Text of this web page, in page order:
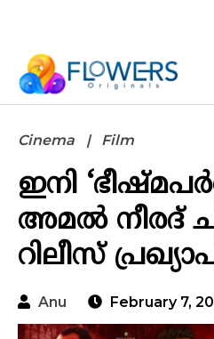
Cinema Film
ഇനി
അമൽ നീരദ്
റിലീസ്
Anu February 7,